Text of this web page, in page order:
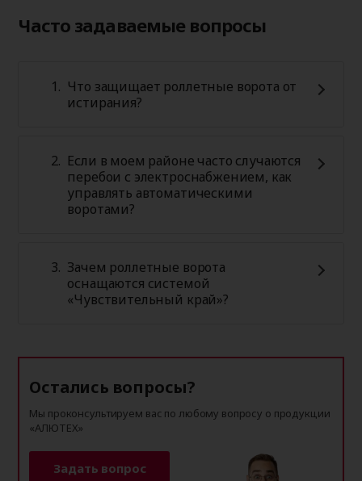
Часто задаваемые вопросы
Что защищает роллетные ворота от
истирания?
Если в моем районе часто случаются
перебои с электроснабжением, как
управлять автоматическими
воротами?
Зачем роллетные ворота
оснащаются системой
«Чувствительный край»?
Остались вопросы?
Мы проконсультируем вас по любому вопросу о продукции
«АЛЮТЕХ»
Задать вопрос